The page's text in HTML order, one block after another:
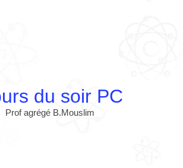
du soir PC
Prof agrégé B.Mouslim